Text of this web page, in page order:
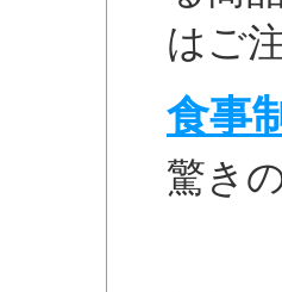
はご
食事
驚き